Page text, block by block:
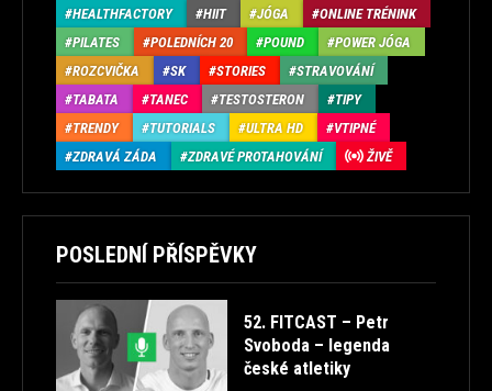
HEALTHFACTORY
HIIT JÓGA
ONLINE TRÉNINK
PILATES
POLEDNÍCH 20 POUND
POWER JÓGA
ROZCVIČKA
SK STORIES
STRAVOVÁNÍ
TABATA
TANEC TESTOSTERON
TIPY
TRENDY
TUTORIALS ULTRA HD
VTIPNÉ
ZDRAVÁ ZÁDA
ZDRAVÉ PROTAHOVÁNÍ ŽIVĚ
POSLEDNÍ PŘÍSPĚVKY
52. FITCAST – Petr
Svoboda – legenda
české atletiky